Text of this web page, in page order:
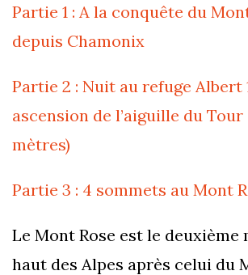
Partie 1 : A la conquête du
depuis Chamonix
Partie 2 : Nuit au refuge Albert
ascension de l’aiguille du Tour
mètres)
Partie 3 : 4 sommets au Mont
Le Mont Rose est le deuxième
haut des Alpes après celui du